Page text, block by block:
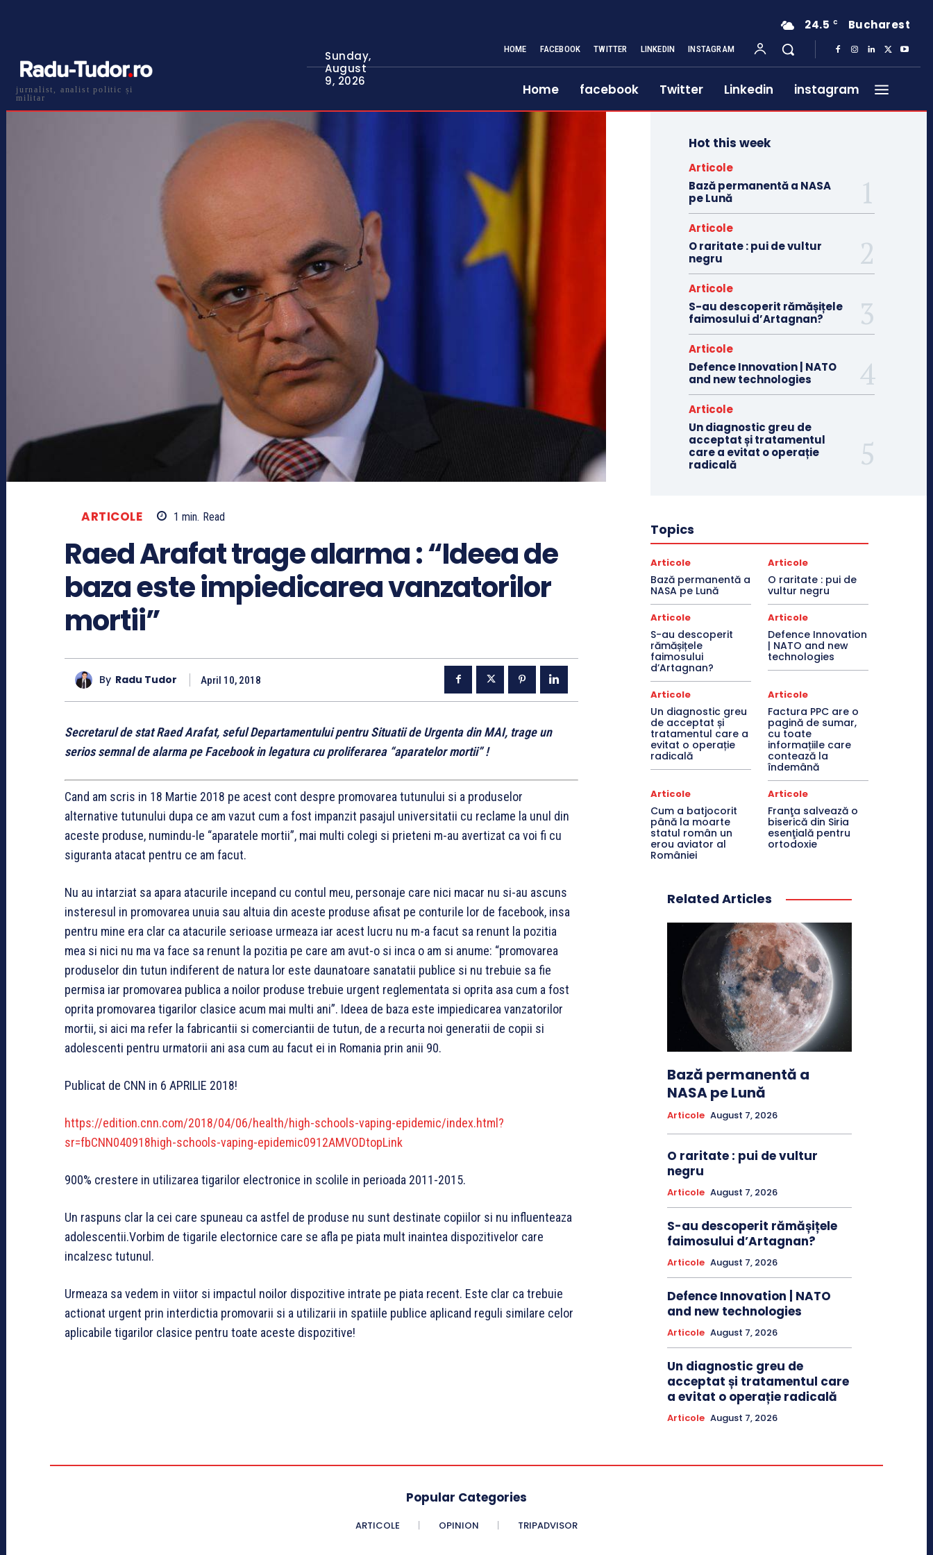
jurnalist, analist politic și
militar
Sunday,
August
9, 2026
24.5 C Bucharest
HOME FACEBOOK TWITTER LINKEDIN INSTAGRAM
Home facebook Twitter Linkedin instagram
ARTICOLE 1 min. Read
Raed Arafat trage alarma : “Ideea de
baza este impiedicarea vanzatorilor
mortii”
By Radu Tudor April 10, 2018
Secretarul de stat Raed Arafat, seful Departamentului pentru Situatii de Urgenta din MAI, trage un
serios semnal de alarma pe Facebook in legatura cu proliferarea “aparatelor mortii” !
Cand am scris in 18 Martie 2018 pe acest cont despre promovarea tutunului si a produselor
alternative tutunului dupa ce am vazut cum a fost impanzit pasajul universitatii cu reclame la unul din
aceste produse, numindu-le “aparatele mortii”, mai multi colegi si prieteni m-au avertizat ca voi fi cu
siguranta atacat pentru ce am facut.
Nu au intarziat sa apara atacurile incepand cu contul meu, personaje care nici macar nu si-au ascuns
insteresul in promovarea unuia sau altuia din aceste produse afisat pe conturile lor de facebook, insa
pentru mine era clar ca atacurile serioase urmeaza iar acest lucru nu m-a facut sa renunt la pozitia
mea si nici nu ma va face sa renunt la pozitia pe care am avut-o si inca o am si anume: “promovarea
produselor din tutun indiferent de natura lor este daunatoare sanatatii publice si nu trebuie sa fie
permisa iar promovarea publica a noilor produse trebuie urgent reglementata si oprita asa cum a fost
oprita promovarea tigarilor clasice acum mai multi ani”. Ideea de baza este impiedicarea vanzatorilor
mortii, si aici ma refer la fabricantii si comerciantii de tutun, de a recurta noi generatii de copii si
adolescenti pentru urmatorii ani asa cum au facut ei in Romania prin anii 90.
Publicat de CNN in 6 APRILIE 2018!
https://edition.cnn.com/2018/04/06/health/high-schools-vaping-epidemic/index.html?
sr=fbCNN040918high-schools-vaping-epidemic0912AMVODtopLink
900% crestere in utilizarea tigarilor electronice in scolile in perioada 2011-2015.
Un raspuns clar la cei care spuneau ca astfel de produse nu sunt destinate copiilor si nu influenteaza
adolescentii.Vorbim de tigarile electornice care se afla pe piata mult inaintea dispozitivelor care
incalzesc tutunul.
Urmeaza sa vedem in viitor si impactul noilor dispozitive intrate pe piata recent. Este clar ca trebuie
actionat urgent prin interdictia promovarii si a utilizarii in spatiile publice aplicand reguli similare celor
aplicabile tigarilor clasice pentru toate aceste dispozitive!
Hot this week
Articole
Bază permanentă a NASA
pe Lună
Articole
O raritate : pui de vultur
negru
Articole
S-au descoperit rămășițele
faimosului d’Artagnan?
Articole
Defence Innovation | NATO
and new technologies
Articole
Un diagnostic greu de
acceptat și tratamentul
care a evitat o operație
radicală
Topics
Articole
Bază permanentă a
NASA pe Lună
Articole
O raritate : pui de
vultur negru
Articole
S-au descoperit
rămășițele
faimosului
d’Artagnan?
Articole
Defence Innovation
| NATO and new
technologies
Articole
Un diagnostic greu
de acceptat și
tratamentul care a
evitat o operație
radicală
Articole
Factura PPC are o
pagină de sumar,
cu toate
informațiile care
contează la
îndemână
Articole
Cum a batjocorit
până la moarte
statul român un
erou aviator al
României
Articole
Franţa salvează o
biserică din Siria
esenţială pentru
ortodoxie
Related Articles
Bază permanentă a
NASA pe Lună
Articole August 7, 2026
O raritate : pui de vultur
negru
Articole August 7, 2026
S-au descoperit rămășițele
faimosului d’Artagnan?
Articole August 7, 2026
Defence Innovation | NATO
and new technologies
Articole August 7, 2026
Un diagnostic greu de
acceptat și tratamentul care
a evitat o operație radicală
Articole August 7, 2026
Popular Categories
ARTICOLE OPINION TRIPADVISOR